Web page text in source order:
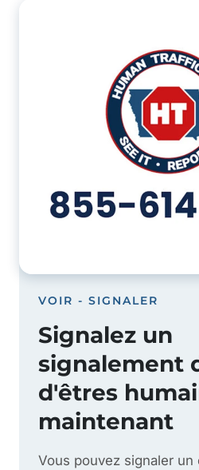
VOIR - SIGNALER
Signalez un
signalement
d'êtres
maintenant
Vous pouvez signaler